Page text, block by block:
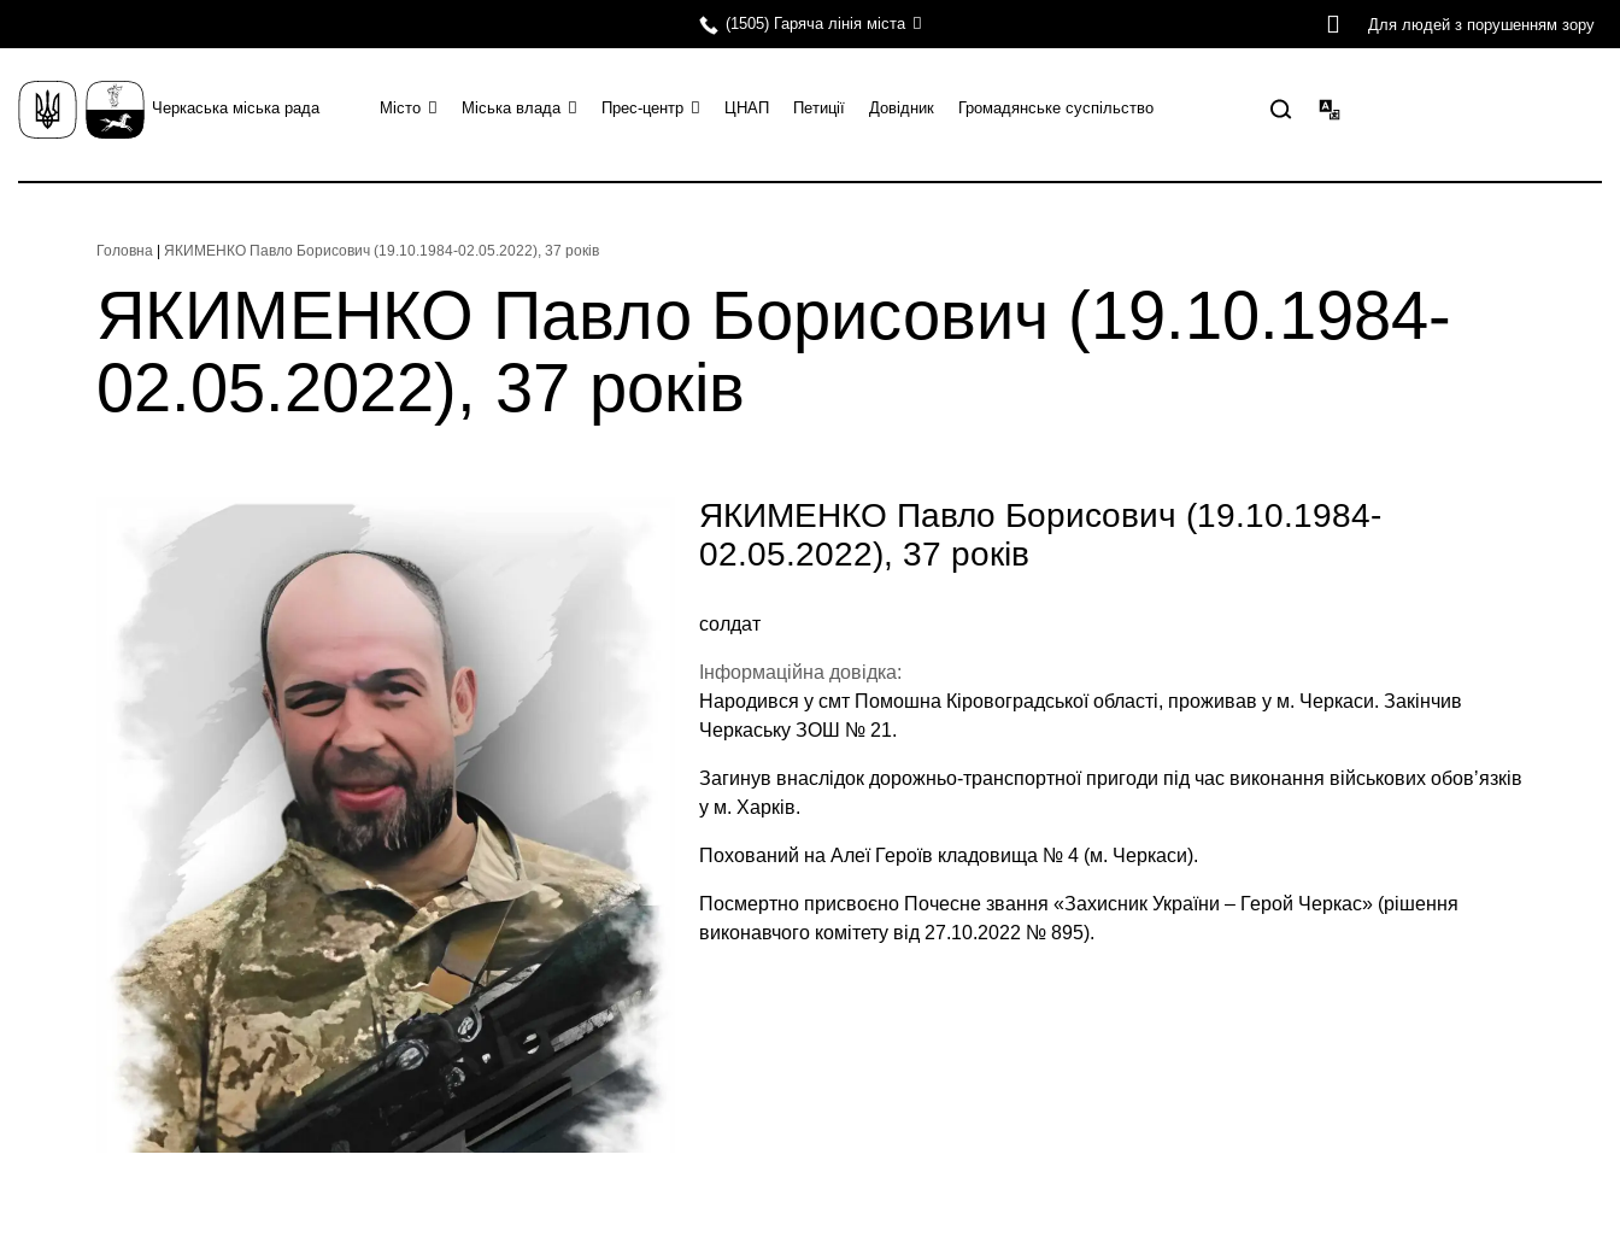
(1505) Гаряча лінія міста Для людей з порушенням зору
Черкаська міська рада Місто Міська влада Прес-центр ЦНАП Петиції Довідник Громадянське суспільство
Головна ЯКИМЕНКО Павло Борисович (19.10.1984-02.05.2022), 37 років
ЯКИМЕНКО Павло Борисович (19.10.1984-
02.05.2022), 37 років
ЯКИМЕНКО Павло Борисович (19.10.1984-
02.05.2022), 37 років
солдат
Інформаційна довідка:
Народився у смт Помошна Кіровоградської області, проживав у м. Черкаси. Закінчив
Черкаську ЗОШ № 21.
Загинув внаслідок дорожньо-транспортної пригоди під час виконання військових обовʼязків
у м. Харків.
Похований на Алеї Героїв кладовища № 4 (м. Черкаси).
Посмертно присвоєно Почесне звання «Захисник України – Герой Черкас» (рішення
виконавчого комітету від 27.10.2022 № 895).